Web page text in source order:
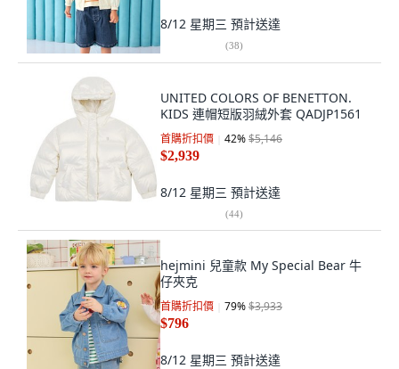
8/12 星期三 預計送達
(38)
UNITED COLORS OF BENETTON.
KIDS 連帽短版羽絨外套 QADJP1561
首購折扣價 42%$5,146
$2,939
8/12 星期三 預計送達
(44)
hejmini 兒童款 My Special Bear 牛
仔夾克
首購折扣價 79%$3,933
$796
8/12 星期三 預計送達